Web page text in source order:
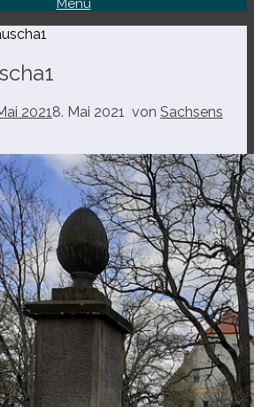
Menü
20218. Mai 2021 von Sachsens